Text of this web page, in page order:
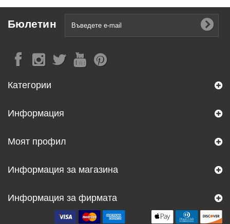
Бюлетин
Категории
Информация
Моят профил
Информация за магазина
Информация за фирмата